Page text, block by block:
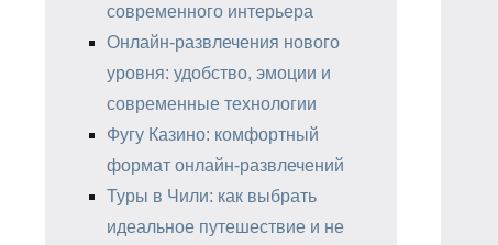
современного интерьера
Онлайн-развлечения нового
уровня: удобство, эмоции и
современные технологии
Фугу Казино: комфортный
формат онлайн-развлечений
Туры в Чили: как выбрать
идеальное путешествие и не